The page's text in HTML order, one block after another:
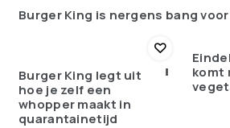
Burger King is nergens bang voor
Burger King legt uit
hoe je zelf een
whopper maakt in
quarantainetijd
komt